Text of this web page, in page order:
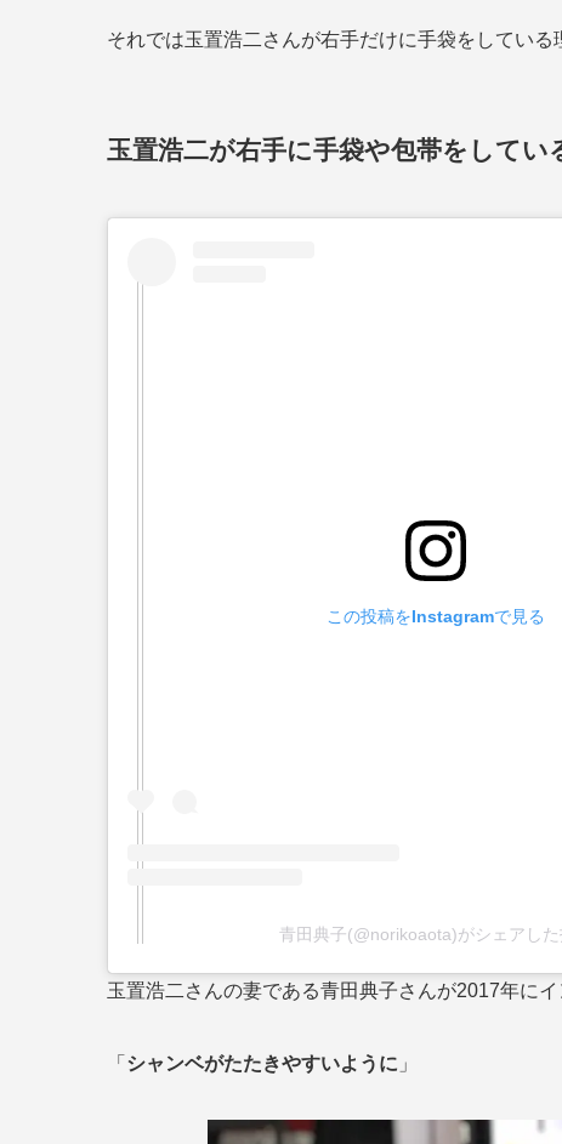
それでは玉置浩二さんが右手だけに手袋をしている
玉置浩二が右手に手袋や包帯をして
この投稿をInstagramで見る
青田典子(@norikoaota)がシェアした
玉置浩二さんの妻である青田典子さんが2017年に
「 シャンベがたたきやすいように 」